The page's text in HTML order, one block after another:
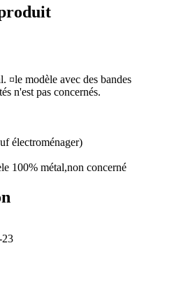
¤le modèle avec des bandes
n'est pas concernés.
électroménager)
100% métal,non concerné
23